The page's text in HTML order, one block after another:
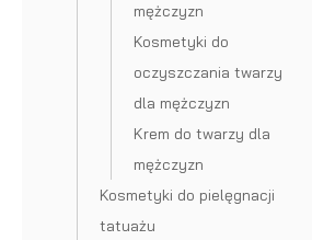
Wybór blogera Popraw wONs
mężczyzn
Kosmetyki do
oczyszczania twarzy
dla mężczyzn
Krem do twarzy dla
mężczyzn
Kosmetyki do pielęgnacji
tatuażu